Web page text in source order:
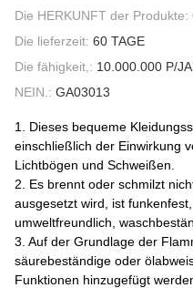
Die HERKUNFT der Produkte:
Die lieferzeit: 60 TAGE
Die fähigkeit,: 10.000.000 P/
NEIN.: GA03013
1. Dieses bequeme
einschließlich der Einwirkung
Lichtbögen und Schweißen.
2. Es brennt oder schmilzt
ausgesetzt wird, ist
umweltfreundlich,
3. Auf der Grundlage der
säurebeständige oder
Funktionen hinzugefügt